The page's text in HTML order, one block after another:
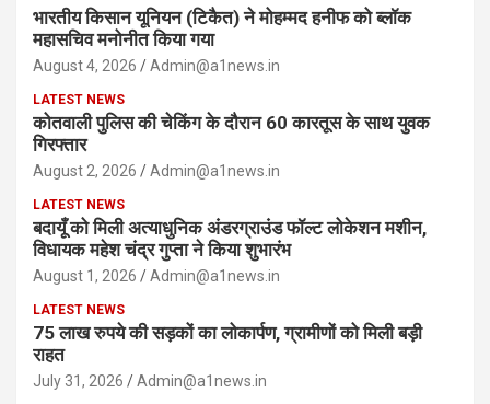
भारतीय किसान यूनियन (टिकैत) ने मोहम्मद हनीफ को ब्लॉक
महासचिव मनोनीत किया गया
August 4, 2026 Admin@a1news.in
LATEST NEWS
कोतवाली पुलिस की चेकिंग के दौरान 60 कारतूस के साथ युवक
गिरफ्तार
August 2, 2026 Admin@a1news.in
LATEST NEWS
बदायूँ को मिली अत्याधुनिक अंडरग्राउंड फॉल्ट लोकेशन मशीन,
विधायक महेश चंद्र गुप्ता ने किया शुभारंभ
August 1, 2026 Admin@a1news.in
LATEST NEWS
75 लाख रुपये की सड़कों का लोकार्पण, ग्रामीणों को मिली बड़ी
राहत
July 31, 2026 Admin@a1news.in